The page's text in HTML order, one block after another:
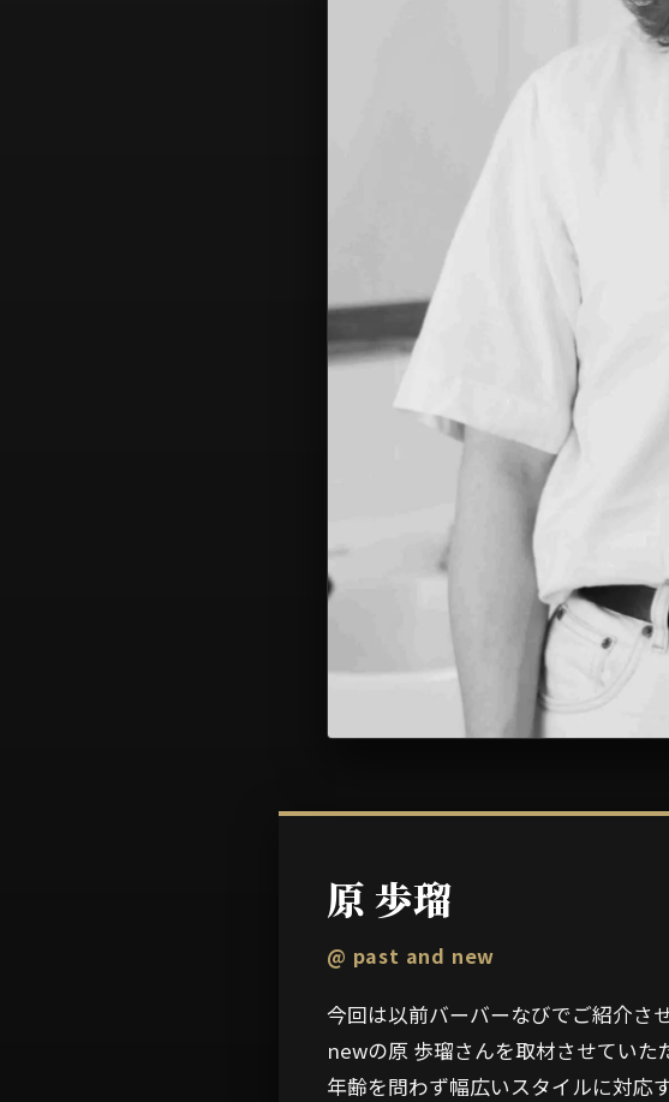
原 歩瑠
@ past and new
今回は以前バーバーなびでご紹介さ
newの原 歩瑠さんを取材させてい
年齢を問わず幅広いスタイルに対応